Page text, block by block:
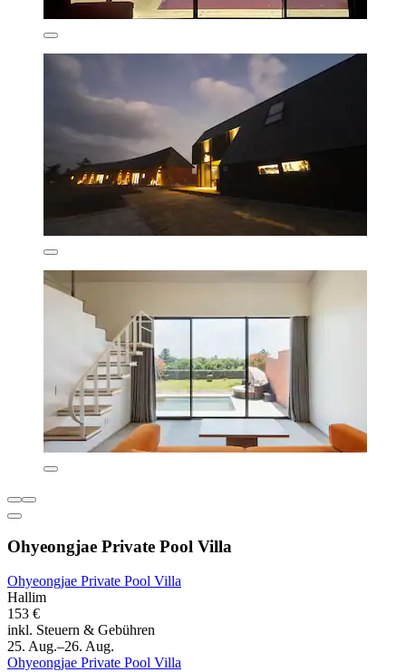
Ohyeongjae Private Pool Villa
Ohyeongjae Private Pool Villa
Hallim
153 €
inkl. Steuern & Gebühren
25. Aug.–26. Aug.
Ohyeongjae Private Pool Villa